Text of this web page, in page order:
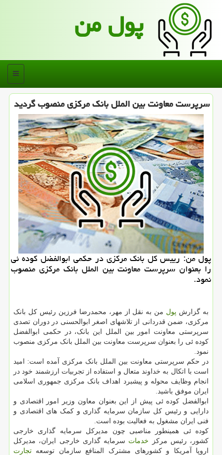
پول من
منو
سرپرست معاونت بین الملل بانک مرکزی منصوب گردید
پول من: رییس کل بانک مرکزی در حکمی ابوالفضل کوده ئی
را بعنوان سرپرست معاونت بین الملل بانک مرکزی منصوب
نمود.
به گزارش پول من به نقل از مهر، محمدرضا فرزین رئیس کل بانک
مرکزی، ضمن قدردانی از تلاشهای اصغر ابوالحسنی در دوران تصدی
سرپرستی معاونت امور بین الملل این بانک، در حکمی ابوالفضل
کوده ئی را بعنوان سرپرست معاونت بین الملل بانک مرکزی منصوب
نمود.
در حکم سرپرستی معاونت بین الملل بانک مرکزی آمده است: امید
است با اتکال به خداوند متعال و استفاده از تجربیات ارزشمند خود در
انجام وظایف محوله و پیشبرد اهداف بانک مرکزی جمهوری اسلامی
ایران موفق باشید.
ابوالفضل کوده ئی پیش از این بعنوان معاون وزیر امور اقتصادی و
دارایی و رئیس کل سازمان سرمایه گذاری و کمک های اقتصادی و
فنی ایران مشغول به فعالیت بوده است.
کوده ئی همینطور مناصبی چون مدیرکل سرمایه گذاری خارجی
کشور، رئیس مرکز خدمات سرمایه گذاری خارجی ایران، مدیرکل
اروپا آمریکا و کشورهای مشترک المنافع سازمان توسعه تجارت